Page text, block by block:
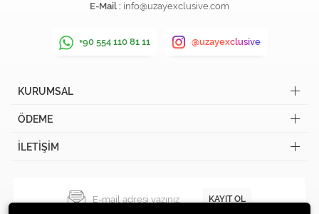
E-Mail : info@uzayexclusive.com
+90 554 110 81 11 @uzayexclusive
KURUMSAL
ÖDEME
İLETİŞİM
KAYIT OL